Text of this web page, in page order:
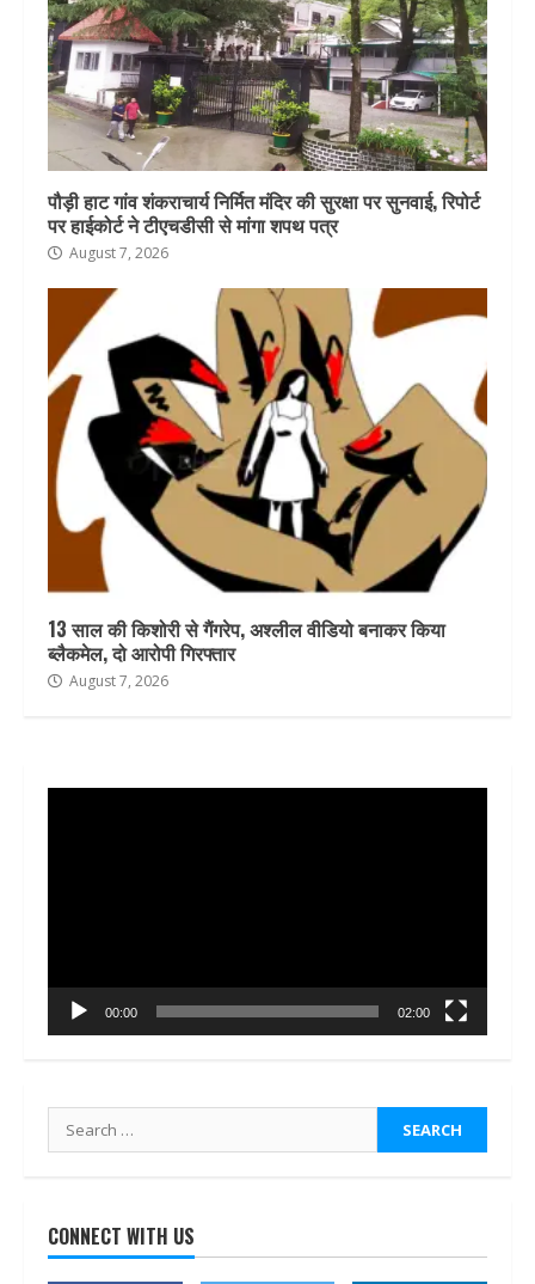
पौड़ी हाट गांव शंकराचार्य निर्मित मंदिर की सुरक्षा पर सुनवाई, रिपोर्ट
पर हाईकोर्ट ने टीएचडीसी से मांगा शपथ पत्र
August 7, 2026
13 साल की किशोरी से गैंगरेप, अश्लील वीडियो बनाकर किया
ब्लैकमेल, दो आरोपी गिरफ्तार
August 7, 2026
00:00 02:00
Search
for:
CONNECT WITH US